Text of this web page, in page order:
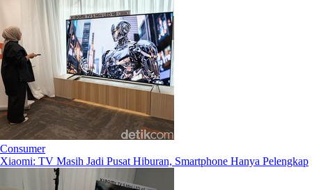
Consumer
Xiaomi: TV Masih Jadi Pusat Hiburan, Smartphone Hanya Pelengkap